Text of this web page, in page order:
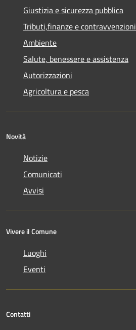
Giustizia e sicurezza pubblica
Tributi,finanze e contravvenzioni
Ambiente
Salute, benessere e assistenza
Autorizzazioni
Agricoltura e pesca
Novità
Notizie
Comunicati
Avvisi
Vivere il Comune
Luoghi
Eventi
Contatti